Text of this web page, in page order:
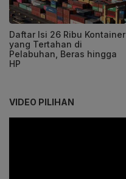
Daftar Isi 26 Ribu Kontainer
yang Tertahan di
Pelabuhan, Beras hingga
HP
VIDEO PILIHAN